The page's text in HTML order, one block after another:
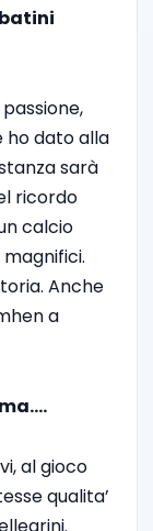
ho dato alla
sarà
ricordo
calcio
Anche
a
al gioco
qualita’